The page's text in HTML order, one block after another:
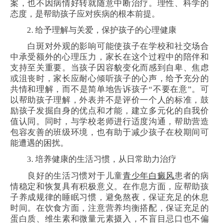
案，也不因病情好转就随意中断治疗。理性、科学的
态度，是帮助孩子应对疾病的根本前提。
2. 给予理解与关爱，保护孩子的心理健康
白斑对外观的影响可能使孩子在学校和社交场合
中承受额外的心理压力，家长在这个过程中的陪伴和
支持至关重要。当孩子因容貌变化而感到自卑、焦虑
或沮丧时，家长应耐心倾听孩子的心声，给予充分的
共情和理解，而不是简单地告诉孩子“不要在意”。可
以帮助孩子理解，外表并不是评价一个人的标准，鼓
励孩子发掘自身的优点和才能，建立多元化的自我价
值认同。同时，与学校老师进行适度沟通，帮助营造
包容友善的班级环境，也有助于减少孩子在校期间可
能遭遇的困扰。
3. 培养健康的生活习惯，从日常助力治疗
良好的生活习惯对于儿童青少年白癜风患者的病
情稳定和恢复具有积极意义。在作息方面，应帮助孩
子养成规律的睡眠习惯，避免熬夜，保证充足的休息
时间。在饮食方面，注意营养均衡搭配，保证充足的
蛋白质、维生素和微量元素摄入，不盲目忌口也不偏